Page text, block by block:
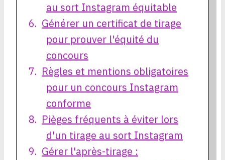
au sort Instagram équitable
Générer un certificat de tirage
pour prouver l'équité du
concours
Règles et mentions obligatoires
pour un concours Instagram
conforme
Pièges fréquents à éviter lors
d'un tirage au sort Instagram
Gérer l'après-tirage :